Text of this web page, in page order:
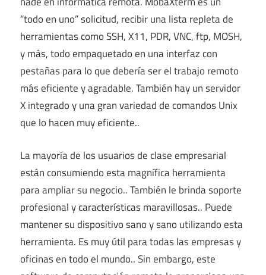
“todo en uno” solicitud, recibir una lista repleta de
herramientas como SSH, X11, PDR, VNC, ftp, MOSH,
y más, todo empaquetado en una interfaz con
pestañas para lo que debería ser el trabajo remoto
más eficiente y agradable. También hay un servidor
X integrado y una gran variedad de comandos Unix
que lo hacen muy eficiente..
La mayoría de los usuarios de clase empresarial
están consumiendo esta magnífica herramienta
para ampliar su negocio.. También le brinda soporte
profesional y características maravillosas.. Puede
mantener su dispositivo sano y sano utilizando esta
herramienta. Es muy útil para todas las empresas y
oficinas en todo el mundo.. Sin embargo, este